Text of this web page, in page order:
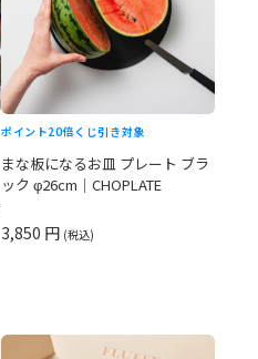
ポイント20倍 くじ引き対象
まな板になるお皿 プレート ブラ
ック φ26cm｜CHOPLATE
3,850 円 (税込)